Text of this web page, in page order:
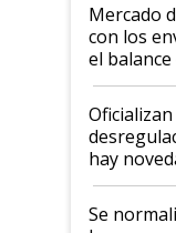
Mercado
con los
el balance
Posta
hay
la hidrovía
Se